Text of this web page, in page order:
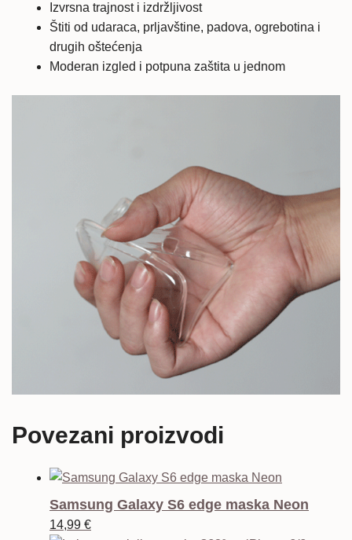
Izvrsna trajnost i izdržljivost
Štiti od udaraca, prljavštine, padova, ogrebotina i
drugih oštećenja
Moderan izgled i potpuna zaštita u jednom
Povezani proizvodi
Samsung Galaxy S6 edge maska Neon
14,99 €